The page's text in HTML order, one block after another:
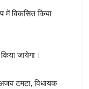
में विकसित किया
जायेगा।
टमटा, विधायक